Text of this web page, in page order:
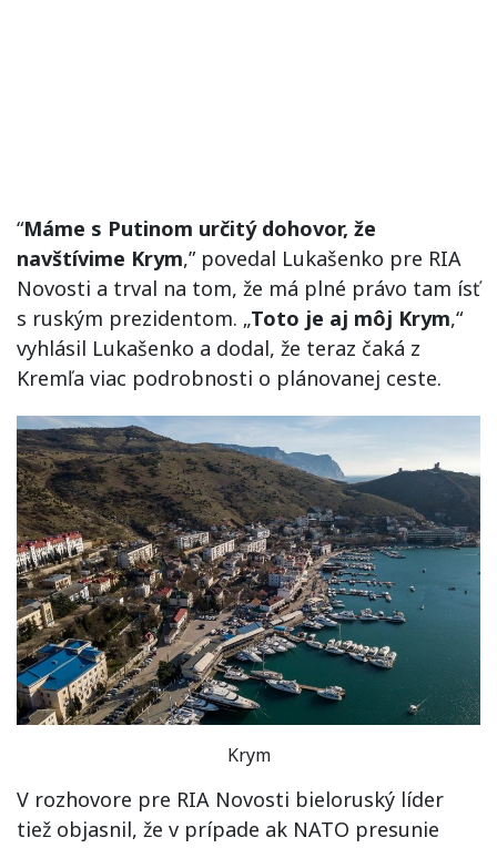
“Máme s Putinom určitý dohovor, že
navštívime Krym,” povedal Lukašenko pre RIA
Novosti a trval na tom, že má plné právo tam ísť
s ruským prezidentom. „Toto je aj môj Krym,“
vyhlásil Lukašenko a dodal, že teraz čaká z
Kremľa viac podrobnosti o plánovanej ceste.
Krym
V rozhovore pre RIA Novosti bieloruský líder
tiež objasnil, že v prípade ak NATO presunie